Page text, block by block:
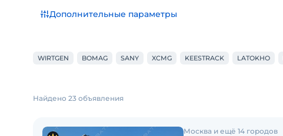
Дополнительные параметры
WIRTGEN BOMAG SANY XCMG KEESTRACK LATOKHO
Найдено 23 объявления
Москва и ещё 14 городов